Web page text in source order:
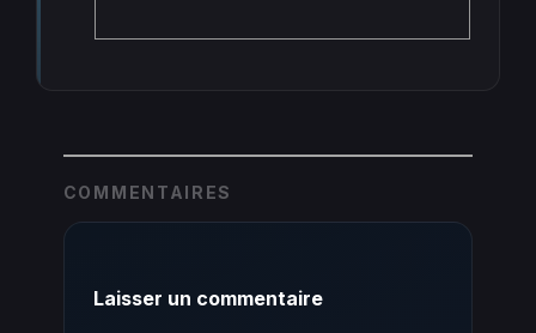
COMMENTAIRES
Laisser un commentaire